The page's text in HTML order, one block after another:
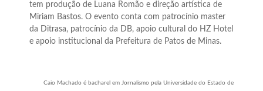
tem produção de Luana Romão e direção artística de
Miriam Bastos. O evento conta com patrocínio master
da Ditrasa, patrocínio da DB, apoio cultural do HZ Hotel
e apoio institucional da Prefeitura de Patos de Minas.
Caio Machado é bacharel em Jornalismo pela Universidade do Estado de